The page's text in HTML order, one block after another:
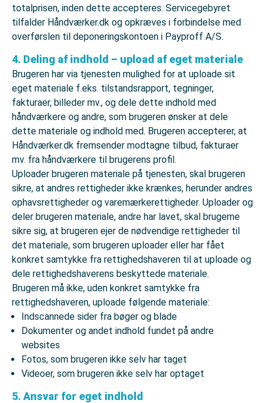
totalprisen, inden dette accepteres. Servicegebyret
tilfalder Håndværker.dk og opkræves i forbindelse med
overførslen til deponeringskontoen i Payproff A/S.
4. Deling af indhold – upload af eget materiale
Brugeren har via tjenesten mulighed for at uploade sit
eget materiale f.eks. tilstandsrapport, tegninger,
fakturaer, billeder mv., og dele dette indhold med
håndværkere og andre, som brugeren ønsker at dele
dette materiale og indhold med. Brugeren accepterer, at
Håndværker.dk fremsender modtagne tilbud, fakturaer
mv. fra håndværkere til brugerens profil.
Uploader brugeren materiale på tjenesten, skal brugeren
sikre, at andres rettigheder ikke krænkes, herunder andres
ophavsrettigheder og varemærkerettigheder. Uploader og
deler brugeren materiale, andre har lavet, skal brugerne
sikre sig, at brugeren ejer de nødvendige rettigheder til
det materiale, som brugeren uploader eller har fået
konkret samtykke fra rettighedshaveren til at uploade og
dele rettighedshaverens beskyttede materiale.
Brugeren må ikke, uden konkret samtykke fra
rettighedshaveren, uploade følgende materiale:
Indscannede sider fra bøger og blade
Dokumenter og andet indhold fundet på andre
websites
Fotos, som brugeren ikke selv har taget
Videoer, som brugeren ikke selv har optaget
5. Ansvar for eget indhold